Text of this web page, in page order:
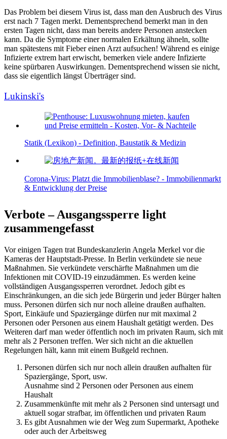
Das Problem bei diesem Virus ist, dass man den Ausbruch des Virus
erst nach 7 Tagen merkt. Dementsprechend bemerkt man in den
ersten Tagen nicht, dass man bereits andere Personen anstecken
kann. Da die Symptome einer normalen Erkältung ähneln, sollte
man spätestens mit Fieber einen Arzt aufsuchen! Während es einige
Infizierte extrem hart erwischt, bemerken viele andere Infizierte
keine spürbaren Auswirkungen. Dementsprechend wissen sie nicht,
dass sie eigentlich längst Überträger sind.
Lukinski's
Statik (Lexikon) - Definition, Baustatik & Medizin
Corona-Virus: Platzt die Immobilienblase? - Immobilienmarkt
& Entwicklung der Preise
Verbote – Ausgangssperre light
zusammengefasst
Vor einigen Tagen trat Bundeskanzlerin Angela Merkel vor die
Kameras der Hauptstadt-Presse. In Berlin verkündete sie neue
Maßnahmen. Sie verkündete verschärfte Maßnahmen um die
Infektionen mit COVID-19 einzudämmen. Es werden keine
vollständigen Ausgangssperren verordnet. Jedoch gibt es
Einschränkungen, an die sich jede Bürgerin und jeder Bürger halten
muss. Personen dürfen sich nur noch alleine draußen aufhalten.
Sport, Einkäufe und Spaziergänge dürfen nur mit maximal 2
Personen oder Personen aus einem Haushalt getätigt werden. Des
Weiteren darf man weder öffentlich noch im privaten Raum, sich mit
mehr als 2 Personen treffen. Wer sich nicht an die aktuellen
Regelungen hält, kann mit einem Bußgeld rechnen.
Personen dürfen sich nur noch allein draußen aufhalten für
Spaziergänge, Sport, usw.
Ausnahme sind 2 Personen oder Personen aus einem
Haushalt
Zusammenkünfte mit mehr als 2 Personen sind untersagt und
aktuell sogar strafbar, im öffentlichen und privaten Raum
Es gibt Ausnahmen wie der Weg zum Supermarkt, Apotheke
oder auch der Arbeitsweg